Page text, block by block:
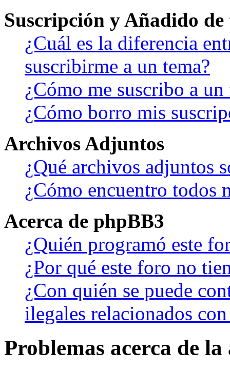
Suscripción y Añadido
¿Cuál es la diferencia
suscribirme a un tema?
¿Cómo me suscribo a
¿Cómo borro mis
Archivos Adjuntos
¿Qué archivos adjuntos
¿Cómo encuentro todos
Acerca de phpBB3
¿Quién programó este
¿Por qué este foro no
¿Con quién se puede
ilegales relacionados
Problemas acerca de